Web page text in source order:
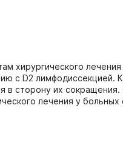
хирургического
с D2 лимфодиссекцией.
в сторону их
лечения у